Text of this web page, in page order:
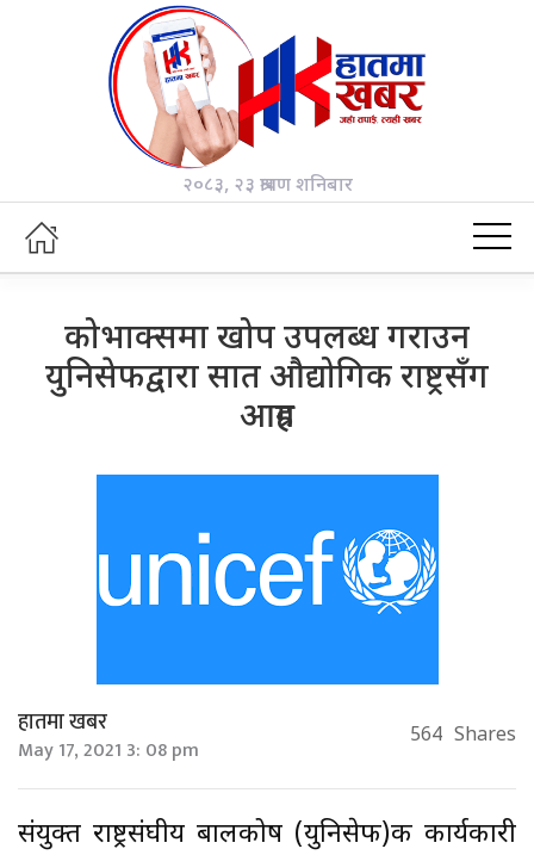
२०८३, २३ श्रावण शनिबार
कोभाक्समा खोप उपलब्ध गराउन
युनिसेफद्वारा सात औद्योगिक राष्ट्रसँग
आग्रह
हातमा खबर
May 17, 2021 3: 08 pm 564 Shares
संयुक्त राष्ट्रसंघीय बालकोष (युनिसेफ)की कार्यकारी